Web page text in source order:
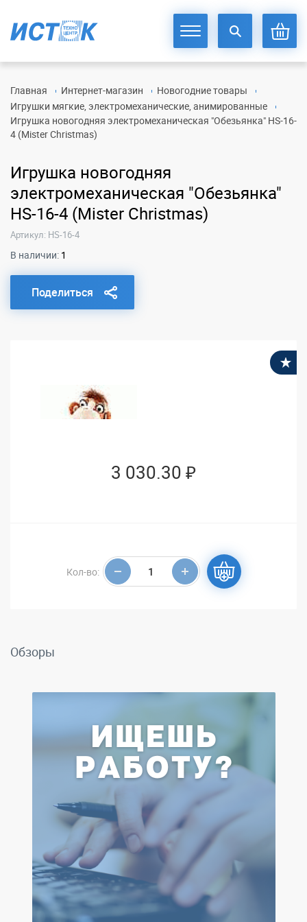
Главная Интернет-магазин
Новогодние товары
Игрушки мягкие, электромеханические, анимированные
Игрушка новогодняя электромеханическая "Обезьянка" HS-16-
4 (Mister Christmas)
Игрушка новогодняя
электромеханическая "Обезьянка"
HS-16-4 (Mister Christmas)
Артикул: HS-16-4
В наличии: 1
Поделиться
3 030.30 ₽
Кол-во:
Обзоры